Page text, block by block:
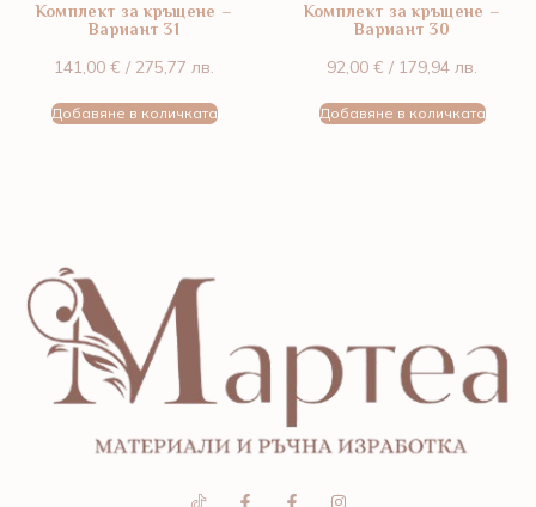
Комплект за кръщене –
Вариант 31
141,00 € / 275,77 лв.
Добавяне в количката
Комплект за кръщене –
Вариант 30
92,00 € / 179,94 лв.
Добавяне в количката